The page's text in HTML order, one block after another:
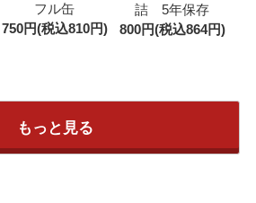
フル缶
750円(税込810円)
詰 5年保存
800円(税込864円)
もっと見る